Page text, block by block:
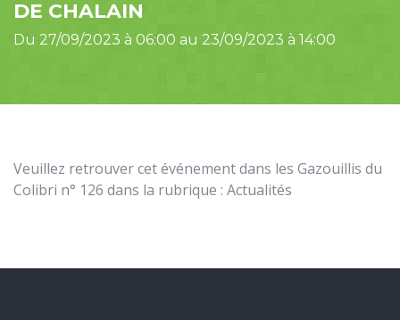
DE CHALAIN
Du 27/09/2023 à 06:00 au 23/09/2023 à 14:00
Veuillez retrouver cet événement dans les Gazouillis du
Colibri n° 126 dans la rubrique : Actualités